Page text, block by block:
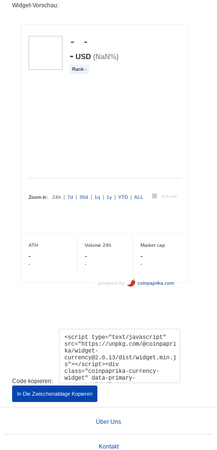
Widget-Vorschau:
Code kopieren:
In Die Zwischenablage Kopieren
Über Uns
Kontakt